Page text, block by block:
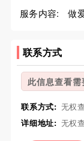
服务内容:
做
联系方式
此信息查看
联系方式: 无权
详细地址: 无权